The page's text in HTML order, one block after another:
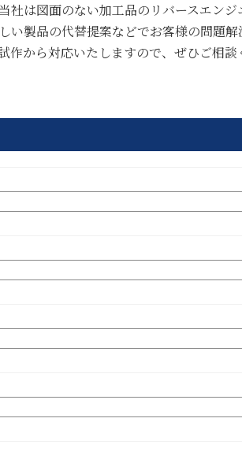
社は図面のない加工品のリバースエン
い製品の代替提案などでお客様の問題
作から対応いたしますので、ぜひご相談